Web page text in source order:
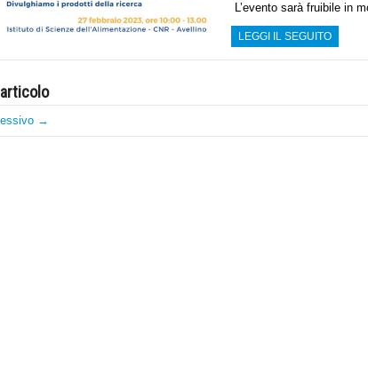
L’evento sarà fruibile in
LEGGI IL SEGUITO
→